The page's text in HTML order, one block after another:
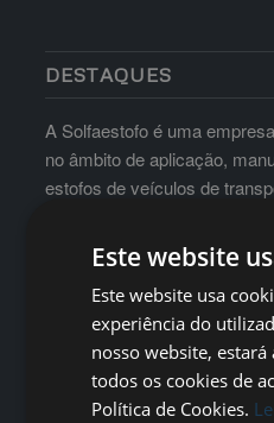
DESTAQUES
A Solfaestofo é uma
no âmbito de aplicação,
estofos de veículos de
Este website
Este website usa
experiência do
nosso website,
todos os cookies de
Política de Cookies.